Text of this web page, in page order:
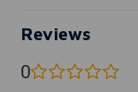
Perfect voor
Reviews
0